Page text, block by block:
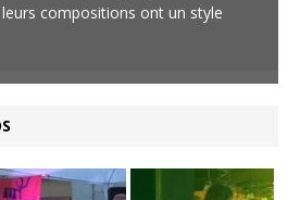
compositions ont un style